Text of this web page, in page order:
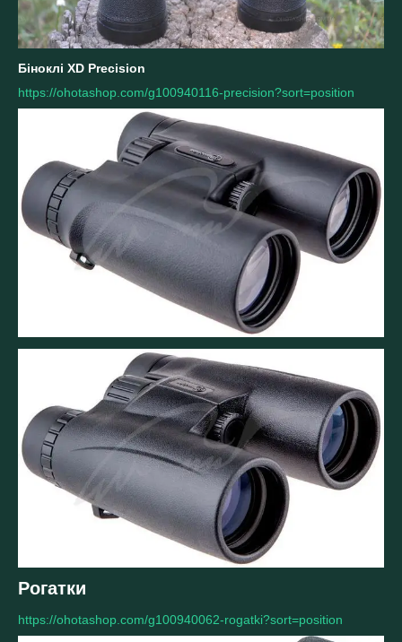
Біноклі XD Precision
https://ohotashop.com/g100940116-precision?sort=position
Рогатки
https://ohotashop.com/g100940062-rogatki?sort=position